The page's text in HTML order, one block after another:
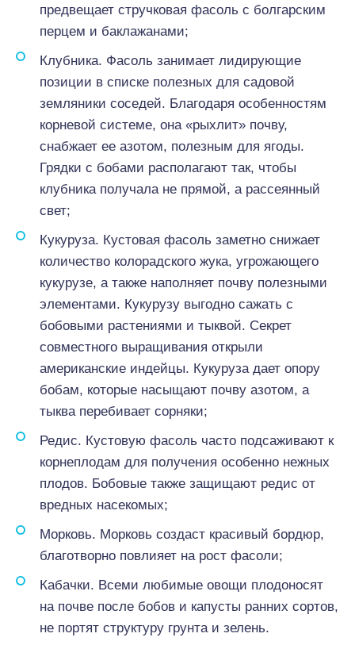
предвещает стручковая фасоль с болгарским
перцем и баклажанами;
Клубника. Фасоль занимает лидирующие
позиции в списке полезных для садовой
земляники соседей. Благодаря особенностям
корневой системе, она «рыхлит» почву,
снабжает ее азотом, полезным для ягоды.
Грядки с бобами располагают так, чтобы
клубника получала не прямой, а рассеянный
свет;
Кукуруза. Кустовая фасоль заметно снижает
количество колорадского жука, угрожающего
кукурузе, а также наполняет почву полезными
элементами. Кукурузу выгодно сажать с
бобовыми растениями и тыквой. Секрет
совместного выращивания открыли
американские индейцы. Кукуруза дает опору
бобам, которые насыщают почву азотом, а
тыква перебивает сорняки;
Редис. Кустовую фасоль часто подсаживают к
корнеплодам для получения особенно нежных
плодов. Бобовые также защищают редис от
вредных насекомых;
Морковь. Морковь создаст красивый бордюр,
благотворно повлияет на рост фасоли;
Кабачки. Всеми любимые овощи плодоносят
на почве после бобов и капусты ранних сортов,
не портят структуру грунта и зелень.